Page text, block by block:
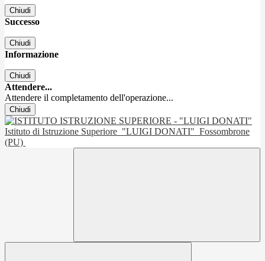
Chiudi
Successo
Chiudi
Informazione
Chiudi
Attendere...
Attendere il completamento dell'operazione...
Chiudi
Istituto di Istruzione Superiore "LUIGI DONATI" Fossombrone
(PU)